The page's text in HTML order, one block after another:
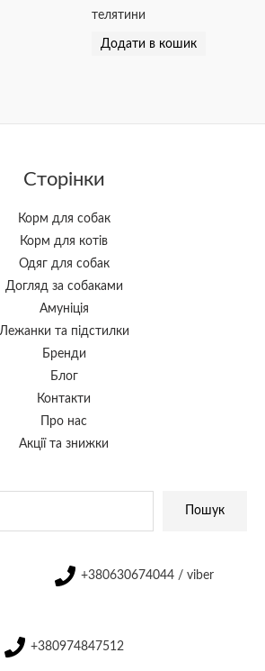
телятини
Додати в кошик
Сторінки
Корм для собак
Корм для котів
Одяг для собак
Догляд за собаками
Амуніція
Лежанки та підстилки
Бренди
Блог
Контакти
Про нас
Акції та знижки
Пошук
+380630674044 / viber
+380974847512